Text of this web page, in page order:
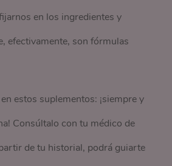
en los ingredientes y
efectivamente, son fórmulas
estos suplementos: ¡siempre y
Consúltalo con tu médico de
de tu historial, podrá guiarte